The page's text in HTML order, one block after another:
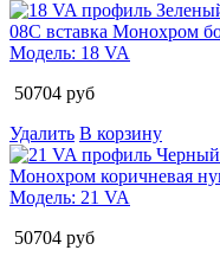
Модель: 18 VA
50704 руб
Удалить В корзину
Модель: 21 VA
50704 руб